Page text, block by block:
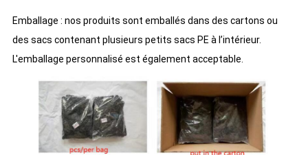
Emballage : nos produits sont emballés dans des cartons ou
des sacs contenant plusieurs petits sacs PE à l’intérieur.
L'emballage personnalisé est également acceptable.